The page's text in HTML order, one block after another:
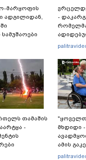
მარყოფის
ადგილიდან,
თამაშის
-
-
დედა-
მისი
მხდიდი -
ამის